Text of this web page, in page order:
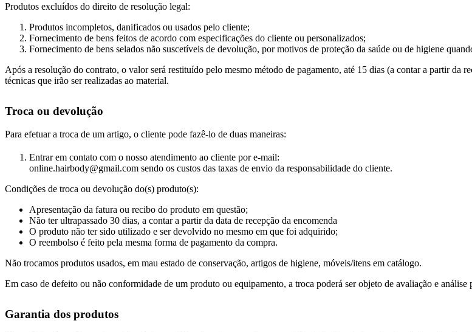
Produtos excluídos do direito de resolução legal:
Produtos incompletos, danificados ou usados pelo cliente;
Fornecimento de bens feitos de acordo com especificações do cliente ou personalizados;
Fornecimento de bens selados não suscetíveis de devolução, por motivos de proteção da saúde ou de higiene
Após a resolução do contrato, o valor será restituído pelo mesmo método de pagamento, até 15 dias (a contar a partir da
técnicas que irão ser realizadas ao material.
Troca ou devolução
Para efetuar a troca de um artigo, o cliente pode fazê-lo de duas maneiras:
Entrar em contato com o nosso atendimento ao cliente por e-mail:
online.hairbody@gmail.com sendo os custos das taxas de envio da responsabilidade do cliente.
Condições de troca ou devolução do(s) produto(s):
Apresentação da fatura ou recibo do produto em questão;
Não ter ultrapassado 30 dias, a contar a partir da data de recepção da encomenda
O produto não ter sido utilizado e ser devolvido no mesmo em que foi adquirido;
O reembolso é feito pela mesma forma de pagamento da compra.
Não trocamos produtos usados, em mau estado de conservação, artigos de higiene, móveis/itens em catálogo.
Em caso de defeito ou não conformidade de um produto ou equipamento, a troca poderá ser objeto de avaliação e
Garantia dos produtos